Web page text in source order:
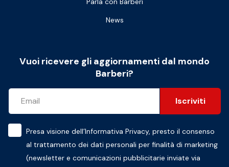
News
Vuoi ricevere gli aggiornamenti dal mondo
Barberi?
Iscriviti
Presa visione dell’Informativa Privacy, presto il consenso
al trattamento dei dati personali per finalità di marketing
(newsletter e comunicazioni pubblicitarie inviate via